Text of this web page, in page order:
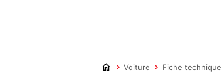
Voiture Fiche technique